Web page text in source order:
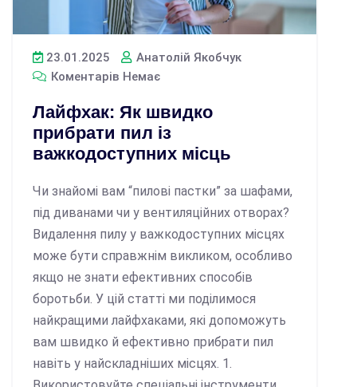
23.01.2025
Анатолій Якобчук
Коментарів Немає
Лайфхак: Як швидко
прибрати пил із
важкодоступних місць
Чи знайомі вам “пилові пастки” за шафами,
під диванами чи у вентиляційних отворах?
Видалення пилу у важкодоступних місцях
може бути справжнім викликом, особливо
якщо не знати ефективних способів
боротьби. У цій статті ми поділимося
найкращими лайфхаками, які допоможуть
вам швидко й ефективно прибрати пил
навіть у найскладніших місцях. 1.